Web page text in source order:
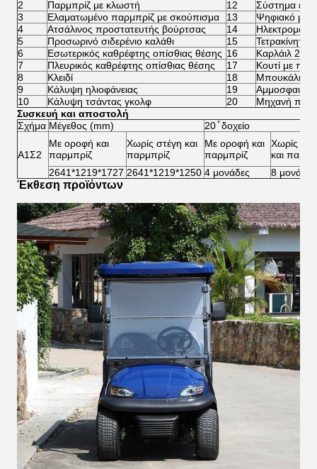
2 Παρμπρίζ με κλωστή 12
Σύστημα
3
Ελαματωμένο παρμπρίζ με σκούπισμα 13
Ψηφιακό
4
Ατσάλινος προστατευτής βούρτσας 14
5
Προσωρινό σιδερένιο καλάθι 15
Τετρακίνητο
6
Εσωτερικός καθρέφτης οπίσθιας θέσης 16
Καρλάιλ
7
Πλευρικός καθρέφτης οπίσθιας θέσης 17
Κουτί με
8
Κλειδί 18
Μπουκάλι
9
Κάλυψη ηλιοφάνειας 19
10
Κάλυψη τσάντας γκολφ 20
Μηχανή
Συσκευή και αποστολή
Σχήμα Μέγεθος (mm) 20 ̊ δοχείο
Α1Σ2
Με οροφή και
παρμπρίζ
Χωρίς στέγη και
παρμπρίζ
Με οροφή και
παρμπρίζ
Χωρίς
και
2641*1219*1727 2641*1219*1250 4 μονάδες 8 μονάδες
Έκθεση προϊόντων